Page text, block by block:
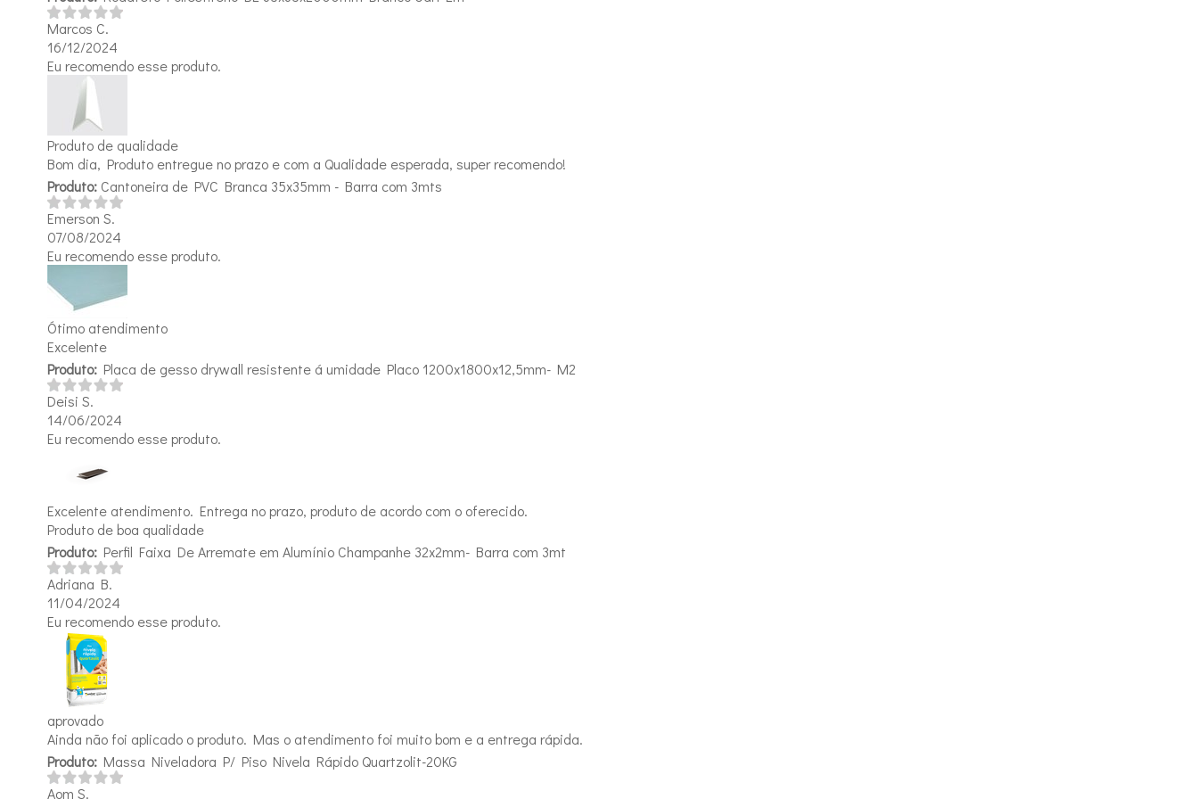
Marcos C.
16/12/2024
Eu recomendo esse produto.
Produto de qualidade
Bom dia, Produto entregue no prazo e com a Qualidade esperada, super recomendo!
Produto:Cantoneira de PVC Branca 35x35mm - Barra com 3mts
Emerson S.
07/08/2024
Eu recomendo esse produto.
Ótimo atendimento
Excelente
Produto:Placa de gesso drywall resistente á umidade Placo 1200x1800x12,5mm- M2
Deisi S.
14/06/2024
Eu recomendo esse produto.
Excelente atendimento. Entrega no prazo, produto de acordo com o oferecido.
Produto de boa qualidade
Produto:Perfil Faixa De Arremate em Alumínio Champanhe 32x2mm- Barra com 3mt
Adriana B.
11/04/2024
Eu recomendo esse produto.
aprovado
Ainda não foi aplicado o produto. Mas o atendimento foi muito bom e a entrega rápida.
Produto:Massa Niveladora P/ Piso Nivela Rápido Quartzolit-20KG
Aom S.